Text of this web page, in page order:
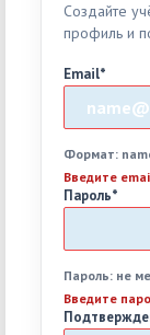
Создайте
профиль и
Email*
Формат:
Введите
Пароль*
Пароль: не
Введите